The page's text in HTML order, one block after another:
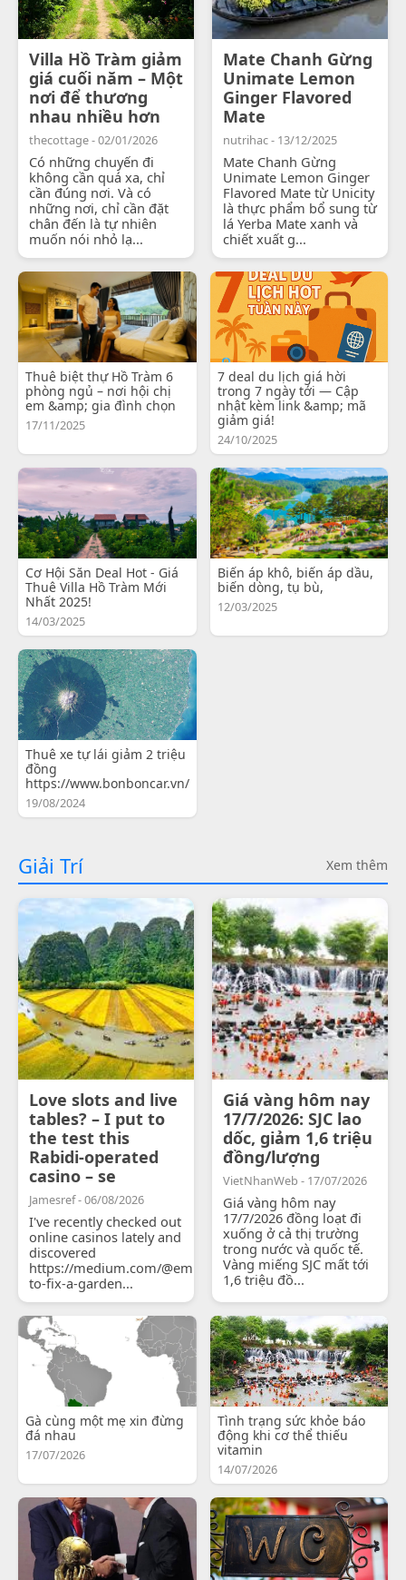
Villa Hồ Tràm giảm
giá cuối năm – Một
nơi để thương
nhau nhiều hơn
thecottage - 02/01/2026
Có những chuyến đi
không cần quá xa, chỉ
cần đúng nơi. Và có
những nơi, chỉ cần đặt
chân đến là tự nhiên
muốn nói nhỏ lạ...
Mate Chanh Gừng
Unimate Lemon
Ginger Flavored
Mate
nutrihac - 13/12/2025
Mate Chanh Gừng
Unimate Lemon Ginger
Flavored Mate từ Unicity
là thực phẩm bổ sung từ
lá Yerba Mate xanh và
chiết xuất g...
Thuê biệt thự Hồ Tràm 6
phòng ngủ – nơi hội chị
em &amp; gia đình chọn
17/11/2025
7 deal du lịch giá hời
trong 7 ngày tới — Cập
nhật kèm link &amp; mã
giảm giá!
24/10/2025
Cơ Hội Săn Deal Hot - Giá
Thuê Villa Hồ Tràm Mới
Nhất 2025!
14/03/2025
Biến áp khô, biến áp dầu,
biến dòng, tụ bù,
12/03/2025
Thuê xe tự lái giảm 2 triệu
đồng
https://www.bonboncar.vn/
19/08/2024
Giải Trí Xem thêm
Love slots and live
tables? – I put to
the test this
Rabidi-operated
casino – se
Jamesref - 06/08/2026
I've recently checked out
online casinos lately and
discovered
https://medium.com/@emilyjohnsonready/how-
to-fix-a-garden...
Giá vàng hôm nay
17/7/2026: SJC lao
dốc, giảm 1,6 triệu
đồng/lượng
VietNhanWeb - 17/07/2026
Giá vàng hôm nay
17/7/2026 đồng loạt đi
xuống ở cả thị trường
trong nước và quốc tế.
Vàng miếng SJC mất tới
1,6 triệu đồ...
Gà cùng một mẹ xin đừng
đá nhau
17/07/2026
Tình trạng sức khỏe báo
động khi cơ thể thiếu
vitamin
14/07/2026